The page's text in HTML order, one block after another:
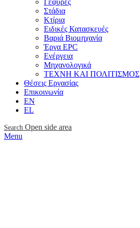
Γέφυρες
Στάδια
Κτίρια
Ειδικές Κατασκευές
Βαριά Βιομηχανία
Έργα EPC
Ενέργεια
Μηχανολογικά
ΤΕΧΝΗ ΚΑΙ ΠΟΛΙΤΙΣΜΟΣ
Θέσεις Εργασίας
Επικοινωνία
ΕΝ
EL
Search Open side area
Menu